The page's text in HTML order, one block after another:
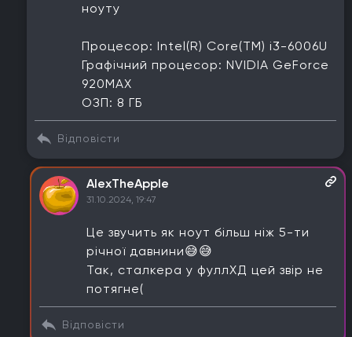
ноуту
Процесор: Intel(R) Core(TM) i3-6006U
Графічний процесор: NVIDIA GeForce
920MAX
ОЗП: 8 ГБ
Відповісти
AlexTheApple
31.10.2024, 19:47
Це звучить як ноут більш ніж 5-ти
річної давнини😅😅
Так, сталкера у фуллХД цей звір не
потягне(
Відповісти